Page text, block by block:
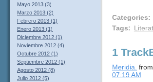
Categories:
Tags:
1
Meridia.
07:19 AM
Mayo 2013 (3)
Marzo 2013 (2)
Febrero 2013 (1)
Enero 2013 (1)
Diciembre 2012 (1)
Noviembre 2012 (4)
Octubre 2012 (1)
Septiembre 2012 (1)
Agosto 2012 (8)
Julio 2012 (5)